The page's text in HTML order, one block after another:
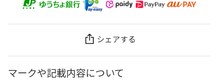
シェアする
マークや記載内容について